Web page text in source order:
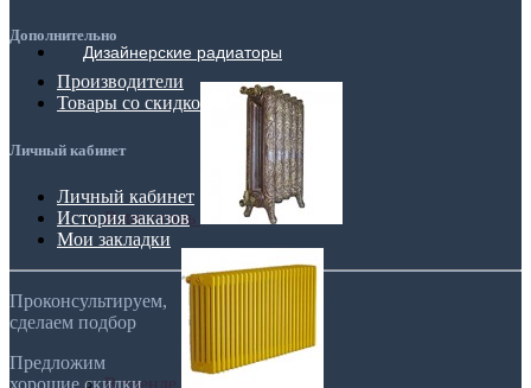
Дизайнерские радиаторы
Retro стиль
В тренде
Дополнительно
Производители
Товары со скидкой
Личный кабинет
Личный кабинет
История заказов
Мои закладки
Проконсультируем,
сделаем подбор
Предложим
хорошие скидки